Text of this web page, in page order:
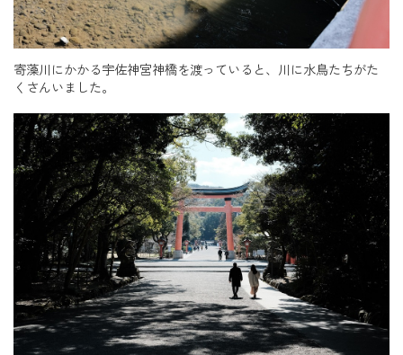
寄藻川にかかる宇佐神宮神橋を渡っていると、川に水鳥たちがた
くさんいました。